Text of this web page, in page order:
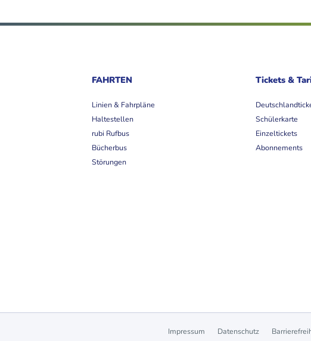
FAHRTEN
Linien & Fahrpläne
Haltestellen
rubi Rufbus
Bücherbus
Störungen
Tickets &
Schülerkarte
Einzeltickets
Abonnements
Impressum Datenschutz